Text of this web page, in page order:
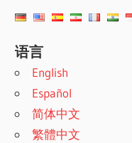
语言
English
Español
简体中文
繁體中文